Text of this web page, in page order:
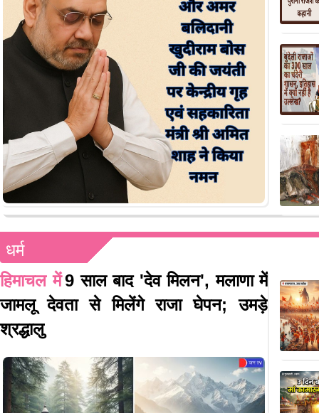
धर्म
हिमाचल में 9 साल बाद 'देव मिलन', मलाणा में
जामलू देवता से मिलेंगे राजा घेपन; उमड़े
श्रद्धालु